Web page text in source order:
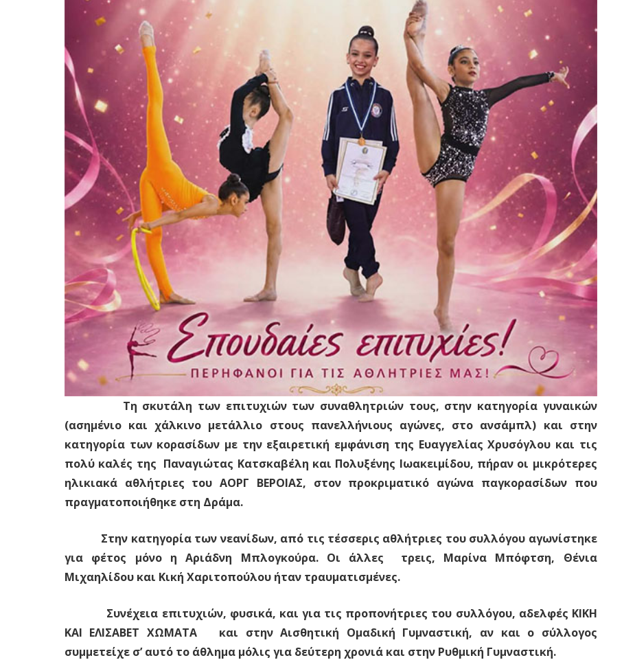
Τη σκυτάλη των επιτυχιών των συναθλητριών τους, στην κατηγορία γυναικών
(ασημένιο και χάλκινο μετάλλιο στους πανελλήνιους αγώνες, στο ανσάμπλ) και στην
κατηγορία των κορασίδων με την εξαιρετική εμφάνιση της Ευαγγελίας Χρυσόγλου και τις
πολύ καλές της Παναγιώτας Κατσκαβέλη και Πολυξένης Ιωακειμίδου, πήραν οι μικρότερες
ηλικιακά αθλήτριες του ΑΟΡΓ ΒΕΡΟΙΑΣ, στον προκριματικό αγώνα παγκορασίδων που
πραγματοποιήθηκε στη Δράμα.
Στην κατηγορία των νεανίδων, από τις τέσσερις αθλήτριες του συλλόγου αγωνίστηκε
για φέτος μόνο η Αριάδνη Μπλογκούρα. Οι άλλες τρεις, Μαρίνα Μπόφτση, Θένια
Μιχαηλίδου και Κική Χαριτοπούλου ήταν τραυματισμένες.
Συνέχεια επιτυχιών, φυσικά, και για τις προπονήτριες του συλλόγου, αδελφές ΚΙΚΗ
ΚΑΙ ΕΛΙΣΑΒΕΤ ΧΩΜΑΤΑ και στην Αισθητική Ομαδική Γυμναστική, αν και ο σύλλογος
συμμετείχε σ’ αυτό το άθλημα μόλις για δεύτερη χρονιά και στην Ρυθμική Γυμναστική.